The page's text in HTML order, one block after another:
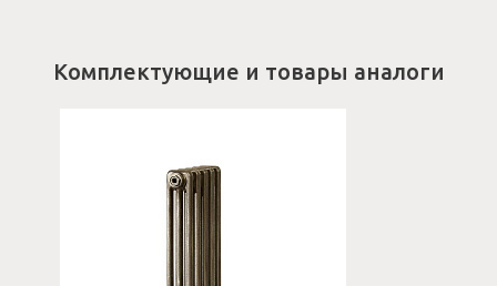
Комплектующие и товары аналоги